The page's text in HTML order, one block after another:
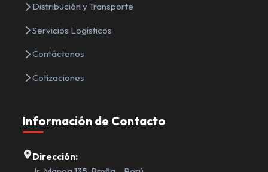
Distribución y Transporte
Servicios Logísticos
Contáctenos
Cotizaciones
Información de Contacto
Dirección: